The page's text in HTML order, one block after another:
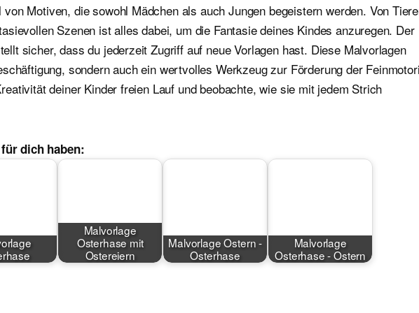
Motiven, die sowohl Mädchen als auch Jungen begeistern werden. Von
Szenen ist alles dabei, um die Fantasie deines Kindes anzuregen. Der
sicher, dass du jederzeit Zugriff auf neue Vorlagen hast. Diese Malvorlagen
sondern auch ein wertvolles Werkzeug zur Förderung der
deiner Kinder freien Lauf und beobachte, wie sie mit jedem Strich
dich haben:
Malvorlage
Osterhase mit
Ostereiern
Malvorlage Ostern -
Osterhase
Malvorlage
Osterhase - Ostern